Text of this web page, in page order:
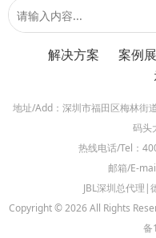
解决方案 案例
地址/Add：深圳市福田区梅林街
码头
热线电话/Tel：
邮箱/E-
JBL深圳总代理|
Copyright © 2026 All Rights
备